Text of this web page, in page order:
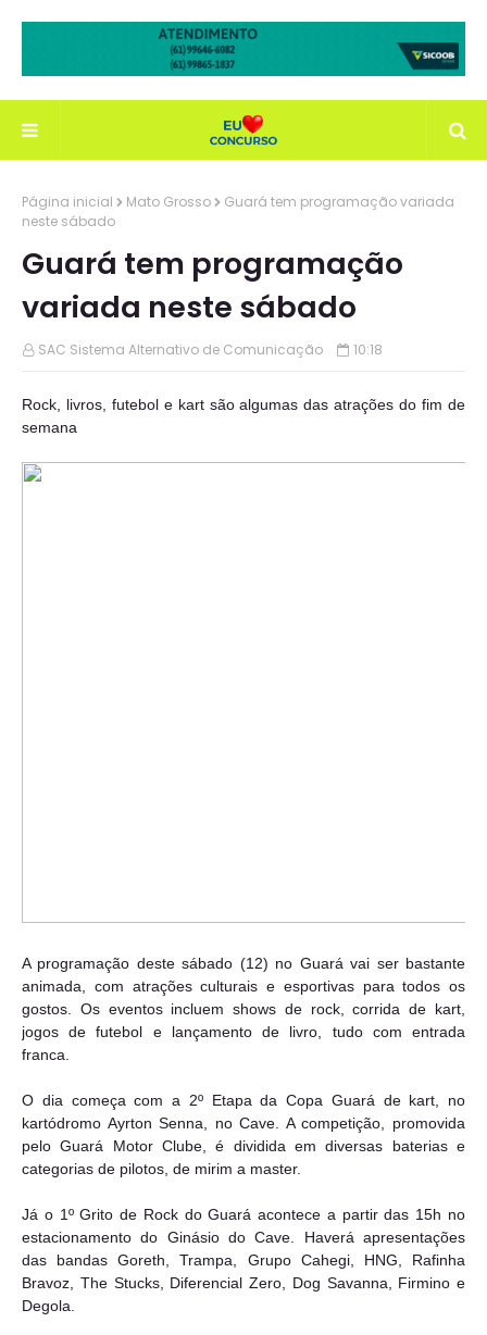
Página inicial Mato Grosso
Guará tem programação variada
neste sábado
Guará tem programação
variada neste sábado
SAC Sistema Alternativo de Comunicação 10:18
Rock, livros, futebol e kart são algumas das atrações do fim de
semana
A programação deste sábado (12) no Guará vai ser bastante
animada, com atrações culturais e esportivas para todos os
gostos. Os eventos incluem shows de rock, corrida de kart,
jogos de futebol e lançamento de livro, tudo com entrada
franca.
O dia começa com a 2º Etapa da Copa Guará de kart, no
kartódromo Ayrton Senna, no Cave. A competição, promovida
pelo Guará Motor Clube, é dividida em diversas baterias e
categorias de pilotos, de mirim a master.
Já o 1º Grito de Rock do Guará acontece a partir das 15h no
estacionamento do Ginásio do Cave. Haverá apresentações
das bandas Goreth, Trampa, Grupo Cahegi, HNG, Rafinha
Bravoz, The Stucks, Diferencial Zero, Dog Savanna, Firmino e
Degola.